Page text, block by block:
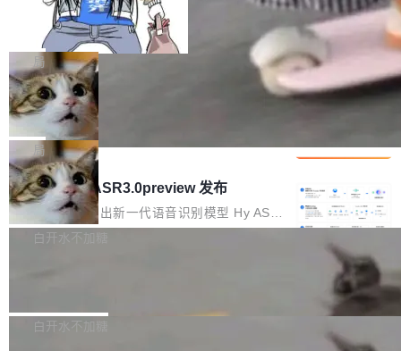
b 安装 支持 Java 8+（8~26）、macOS / Linu
x / Windows / Harmony PC。 # macOS / Linu
x / Harmony PC curl -fsSL https://solon.noea
r.org/solon...
个文件，其规模远超单次模型调用可承载的上下
文窗口。随着项目规模的持续扩张与代码历史的
不断累积，代码仓中的模块关系、接口契约、业
务逻辑等关键信息往往分散于数十乃至数百个文
件之中，形成高度复杂的知识关联网络。传统的
代码检索手段（如关键词匹配、目录遍历）仅能
在语法层面完成文本定位，难以触及代码的语义
内涵与结构关联，导致开发者使用代码智能体在
理解大规模代码仓时面临显著"代码仓理解"瓶
颈。 代码仓深度理解服务（以下简称" CodeBas
e深度理解服务"）是华为云码道（CodeA...
一条“删库”命令跑 17 小时，算法工程
师删光 89TB 数据只为干私活
最高人民检察院8月4日公布了一起案件：北京一
名90后算法工程师王某，为了给自己接的私活腾
服务器空间，删光了公司AI游戏部门的全部核心
数据。 王某2024年1月入职东城区某科技公司AI
短剧部门，有互联网大厂背景。在公司内部架构
调整期间，部门三次通知全员将数据从A集群迁
移到B集群，王某都回复了"收到"。 他没有迁移
数据。2024年9月3日下午4点，他使用此前登录
的账号密码进入A集群，输入了一条被程序员圈
称为"删库跑路"的命令——最高管理员权限、无
自研的多个文生3D和...
局
Cloudflare 分享推理优化实践：KV ca
che 量化 + 权重压缩，吞吐量提升 4
1%，成本降 30%
Kimi 和 GLM 是当前最强的大模型系列之一，但
它们有一个共同的问题：太吃显存了。月之暗面
的 Kimi K 系列和智谱的 GLM 都是长上下文、M
oE 架构的大模型，好用到让人上瘾，但 GPU 显
存永远不够用。 Cloudflare 的 Workers AI 团队
一直在跑这些模型的推理。他们在官方博客上发
整性保护。效果是：吞吐量提升 41%，每 token
局
腾讯混元 Hy ASR3.0preview 发布
腾讯混元正式推出新一代语音识别模型 Hy ASR
3.0preview。基于最新一代大语言模型 Hy3 的
让语音识别不再只是听清，而是真正听懂。通过
白开水不加糖
新和少量网页兼容性修复版本。 Changes/fixe
白开水不加糖